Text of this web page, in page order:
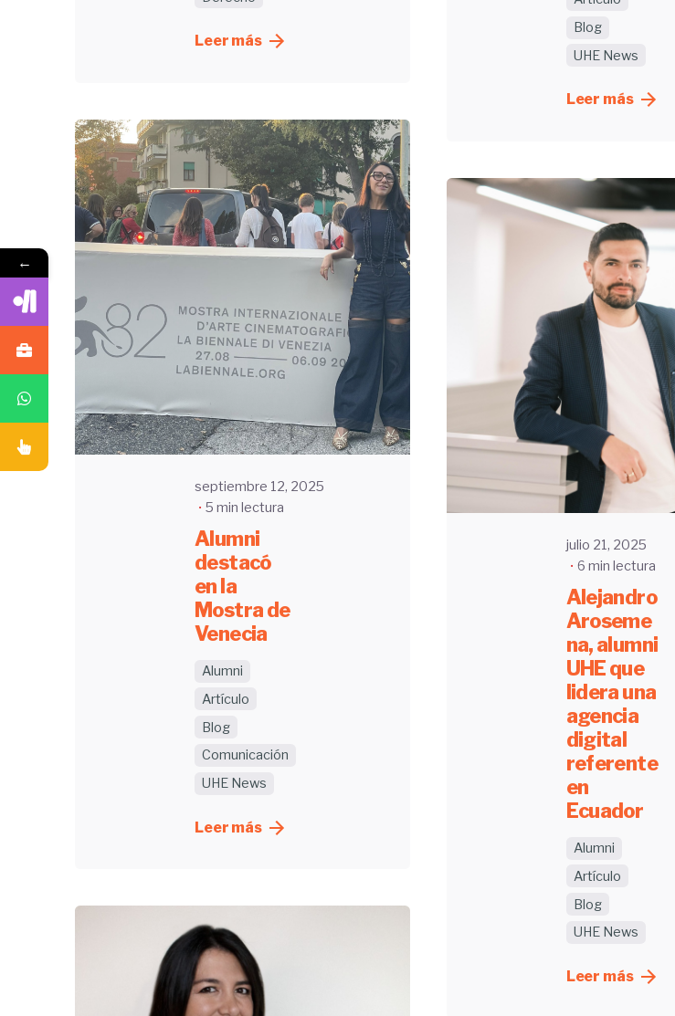
Leer más
Blog
UHE News
Leer más
por
UHE
septiembre 12, 2025
5 min lectura
Alumni
destacó
en la
Mostra de
Venecia
Alumni
Artículo
Blog
Comunicación
UHE News
Leer más
Enviado
julio 21, 2025
6 min lectura
Alejandro
Aroseme
na, alumni
UHE que
lidera una
agencia
digital
referente
en
Ecuador
Alumni
Artículo
Blog
UHE News
Leer más
←